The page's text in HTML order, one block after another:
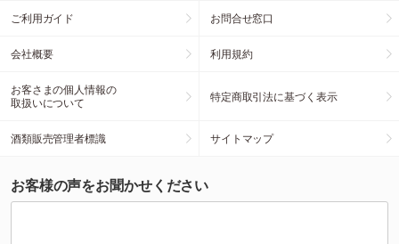
ご利用ガイド お問合せ窓口
会社概要 利用規約
お客さまの個人情報の
取扱いについて
特定商取引法に基づく表示
酒類販売管理者標識 サイトマップ
お客様の声をお聞かせください